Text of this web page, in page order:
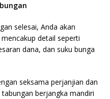
selesai, Anda akan
detail seperti
dana, dan suku bunga
seksama perjanjian dan
berjangka mandiri